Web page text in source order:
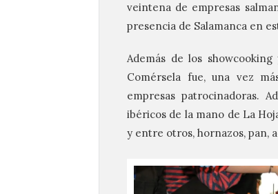
veintena de empresas
presencia de Salamanca en
Además de los
Comérsela fue, una vez
empresas patrocinadoras.
ibéricos de la mano de La
y entre otros, hornazos, pan,